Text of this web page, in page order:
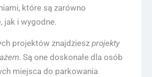
które są zarówno
jak i wygodne.
projektów znajdziesz projekty
. Są one doskonałe dla osób
miejsca do parkowania